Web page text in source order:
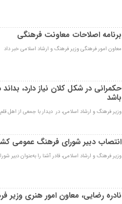
برنامه اصلاحات معاونت فرهنگی
معاون امور فرهنگی وزیر فرهنگ و ارشاد اسلامی خبر داد
حکمرانی در شکل کلان نیاز دارد،
باشد
وزیر فرهنگ و ارشاد اسلامی، در دیدار با جمعی از اهل
انتصاب دبیر شورای فرهنگ عمومی
وزیر فرهنگ و ارشاد اسلامی، قادر آشنا را به‌عنوان
نادره رضایی، معاون امور هنری وزیر